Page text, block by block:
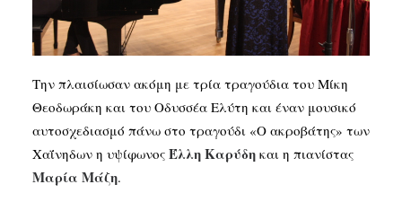
Την πλαισίωσαν ακόμη με τρία τραγούδια του Μίκη
Θεοδωράκη και του Οδυσσέα Ελύτη και έναν μουσικό
αυτοσχεδιασμό πάνω στο τραγούδι «Ο ακροβάτης» των
Χαΐνηδων η υψίφωνος Έλλη Καρύδη και η πιανίστας
Μαρία Μάζη.